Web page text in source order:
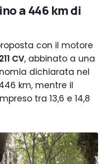
a 446 km di
con il motore
211 CV, abbinato a una
dichiarata nel
km, mentre il
tra 13,6 e 14,8